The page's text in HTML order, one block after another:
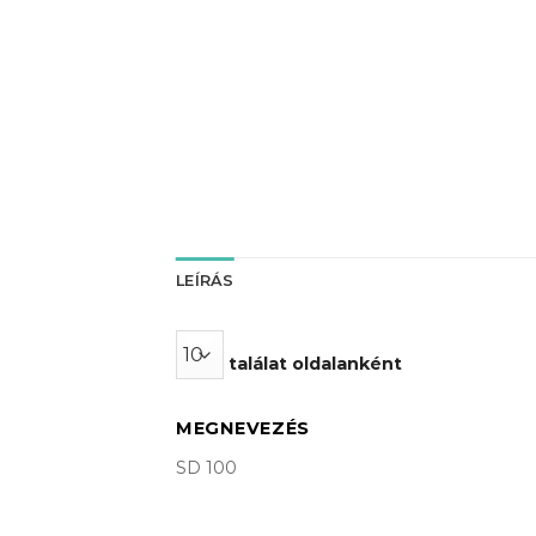
LEÍRÁS
találat oldalanként
MEGNEVEZÉS
SD 100